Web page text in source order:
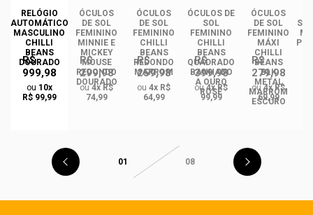
RELÓGIO
AUTOMÁTICO
MASCULINO
CHILLI
BEANS
DOURADO
R$
999,98
ou 10x
R$ 99,99
ÓCULOS
DE SOL
FEMININO
MINNIE E
MICKEY
MOUSE
REDONDO
DOURADO
R$
299,98
ou4x R$
74,99
ÓCULOS
DE SOL
FEMININO
CHILLI
BEANS
REDONDO
MARROM
R$
259,98
ou 4x R$
64,99
ÓCULOS DE
SOL
FEMININO
CHILLI
BEANS
QUADRADO
BANHADO
A OURO
ROSÉ
R$
399,98
ou4x R$
99,99
ÓCULOS
DE SOL
FEMININO
MÁXI
CHILLI
BEANS
BLK
METAL
MARROM
ESCURO
R$
279,98
ou4x R$
69,99
01 08